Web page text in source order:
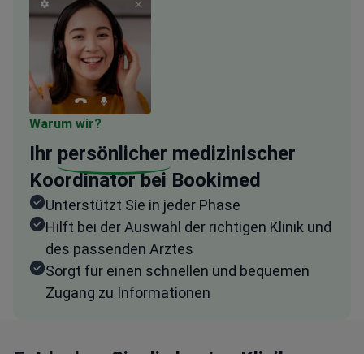
Warum wir?
Ihr persönlicher medizinischer
Koordinator bei Bookimed
Unterstützt Sie in jeder Phase
Hilft bei der Auswahl der richtigen Klinik und
des passenden Arztes
Sorgt für einen schnellen und bequemen
Zugang zu Informationen